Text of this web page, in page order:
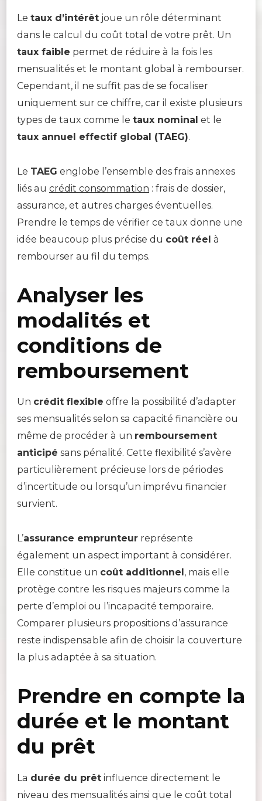
Le taux d’intérêt joue un rôle déterminant
dans le calcul du coût total de votre prêt. Un
taux faible permet de réduire à la fois les
mensualités et le montant global à rembourser.
Cependant, il ne suffit pas de se focaliser
uniquement sur ce chiffre, car il existe plusieurs
types de taux comme le taux nominal et le
taux annuel effectif global (TAEG).
Le TAEG englobe l’ensemble des frais annexes
liés au crédit consommation : frais de dossier,
assurance, et autres charges éventuelles.
Prendre le temps de vérifier ce taux donne une
idée beaucoup plus précise du coût réel à
rembourser au fil du temps.
Analyser les
modalités et
conditions de
remboursement
Un crédit flexible offre la possibilité d’adapter
ses mensualités selon sa capacité financière ou
même de procéder à un remboursement
anticipé sans pénalité. Cette flexibilité s’avère
particulièrement précieuse lors de périodes
d’incertitude ou lorsqu’un imprévu financier
survient.
L’assurance emprunteur représente
également un aspect important à considérer.
Elle constitue un coût additionnel , mais elle
protège contre les risques majeurs comme la
perte d’emploi ou l’incapacité temporaire.
Comparer plusieurs propositions d’assurance
reste indispensable afin de choisir la couverture
la plus adaptée à sa situation.
Prendre en compte la
durée et le montant
du prêt
La durée du prêt influence directement le
niveau des mensualités ainsi que le coût total